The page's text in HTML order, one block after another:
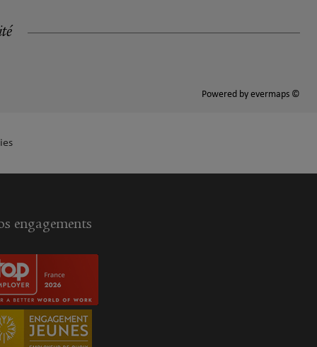
Powered by evermaps ©
engagements